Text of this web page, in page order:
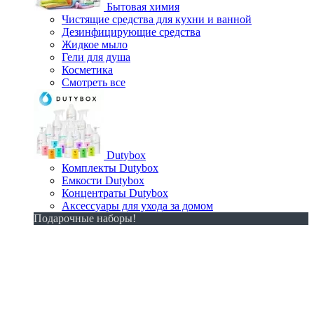
Бытовая химия
Чистящие средства для кухни и ванной
Дезинфицирующие средства
Жидкое мыло
Гели для душа
Косметика
Смотреть все
Dutybox
Комплекты Dutybox
Емкости Dutybox
Концентраты Dutybox
Аксессуары для ухода за домом
Подарочные наборы!